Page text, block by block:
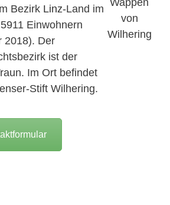
Bezirk Linz-Land im
Einwohnern
2018). Der
ist der
Im Ort befindet
Stift Wilhering.